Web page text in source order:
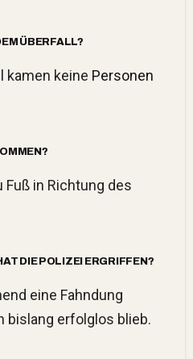
ÜBERFALL?
kamen keine Personen
DIE POLIZEI ERGRIFFEN?
bislang erfolglos blieb.